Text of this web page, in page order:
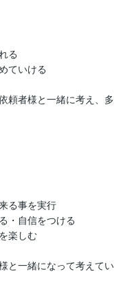
る
ていける
頼者様と一緒に考え、多
る事を実行
・自信をつける
楽しむ
と一緒になって考えてい